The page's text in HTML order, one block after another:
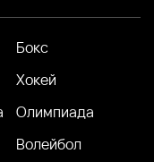
Бокс
Хокей
Олимпиада
Волейбол